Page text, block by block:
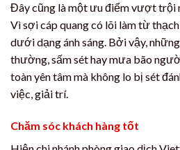
Đây cũng là một ưu điểm vượt trội
Vì sợi cáp quang có lõi làm từ
dưới dạng ánh sáng. Bởi vậy,
thường, sấm sét hay mưa bão
toàn yên tâm mà không lo bị sét
việc, giải trí.
Chăm sóc khách hàng tốt